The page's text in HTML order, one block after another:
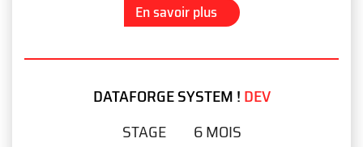
En savoir plus
DATAFORGE SYSTEM !DEV
STAGE
6 MOIS